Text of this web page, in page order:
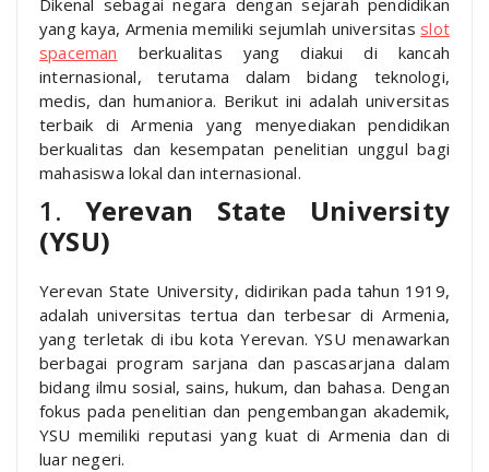
Dikenal sebagai negara dengan sejarah pendidikan
yang kaya, Armenia memiliki sejumlah universitas slot
spaceman berkualitas yang diakui di kancah
internasional, terutama dalam bidang teknologi,
medis, dan humaniora. Berikut ini adalah universitas
terbaik di Armenia yang menyediakan pendidikan
berkualitas dan kesempatan penelitian unggul bagi
mahasiswa lokal dan internasional.
1. Yerevan State University
(YSU)
Yerevan State University, didirikan pada tahun 1919,
adalah universitas tertua dan terbesar di Armenia,
yang terletak di ibu kota Yerevan. YSU menawarkan
berbagai program sarjana dan pascasarjana dalam
bidang ilmu sosial, sains, hukum, dan bahasa. Dengan
fokus pada penelitian dan pengembangan akademik,
YSU memiliki reputasi yang kuat di Armenia dan di
luar negeri.